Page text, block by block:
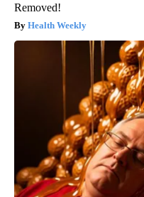
Removed!
Health Weekly